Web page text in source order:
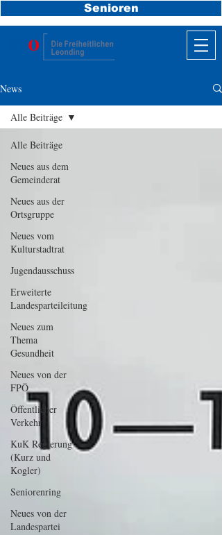
Senioren
News
Alle Beiträge
Neues aus dem
Gemeinderat
Neues aus der
Ortsgruppe
Neues vom
Kulturstadtrat
Jugendausschuss
Erweiterte
Landesparteileitung
Neues zum
Thema
Gesundheit
Neues von der
FPÖ
Öffentlicher
Verkehr
KuK Regierung
(Kurz und
Kogler)
Seniorenring
Neues von der
Landespartei
Alle Beiträge